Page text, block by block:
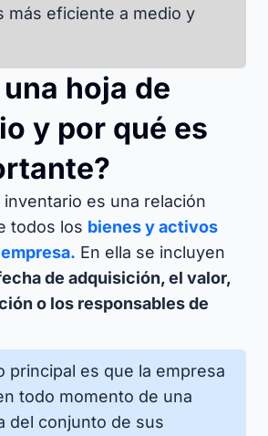
más eficiente a medio y
hoja de
y por qué es
inventario es una relación
todos los bienes y activos
En ella se incluyen
de adquisición, el valor,
o los responsables de
principal es que la empresa
todo momento de una
del conjunto de sus